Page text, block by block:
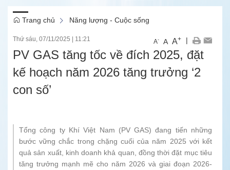
Trang chủ Năng lượng - Cuộc sống
Thứ sáu, 07/11/2025 11:21 A- A A+ |
PV GAS tăng tốc về đích 2025, đặt
kế hoạch năm 2026 tăng trưởng ‘2
con số’
Tổng công ty Khí Việt Nam (PV GAS) đang tiến những
bước vững chắc trong chặng cuối của năm 2025 với kết
quả sản xuất, kinh doanh khả quan, đồng thời đặt mục tiêu
tăng trưởng mạnh mẽ cho năm 2026 và giai đoạn 2026-